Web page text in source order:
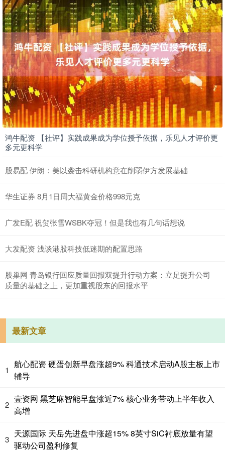
鸿牛配资 【社评】实践成果成为学位授予依据，乐见人才评价更
多元更科学
股易配 伊朗：美以袭击科研机构意在削弱伊方发展基础
华生证券 8月1日周大福黄金价格998元克
广发E配 祝贺张雪WSBK夺冠！但是我也有几句话想说
大发配资 浅谈港股科技低迷期的配置思路
股巢网 青岛银行回应质量回报双提升行动方案：立足提升公司
质量的基础之上，更加重视股东的回报水平
最新文章
1
航心配资 硬蛋创新早盘涨超9% 科通技术启动A股主板上市
辅导
2
壹资网 黑芝麻智能早盘涨近7% 核心业务带动上半年收入
高增
3
天源国际 天岳先进盘中涨超15% 8英寸SiC衬底放量有望
驱动公司盈利修复